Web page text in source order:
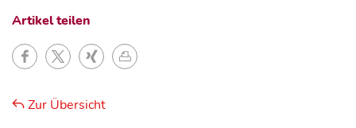
Artikel teilen
Zur Übersicht